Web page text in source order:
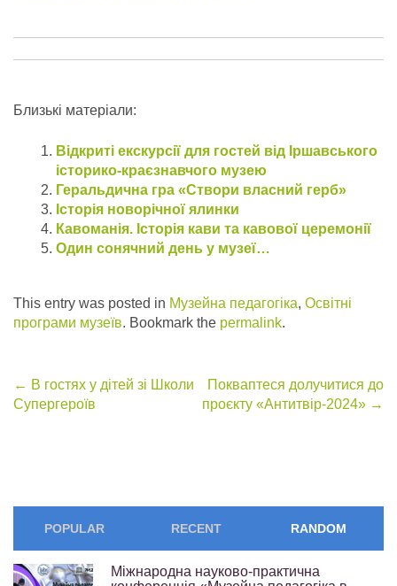
Близькі матеріали:
Відкриті екскурсії для гостей від Іршавського
історико-краєзнавчого музею
Геральдична гра «Створи власний герб»
Історія новорічної ялинки
Кавоманія. Історія кави та кавової церемонії
Один сонячний день у музеї…
This entry was posted in Музейна педагогіка, Освітні
програми музеїв. Bookmark the permalink.
Post
← В гостях у дітей зі Школи
Супергероїв
Покваптеся долучитися до
проєкту «Антитвір-2024» →
POPULAR RECENT RANDOM
Міжнародна науково-практична